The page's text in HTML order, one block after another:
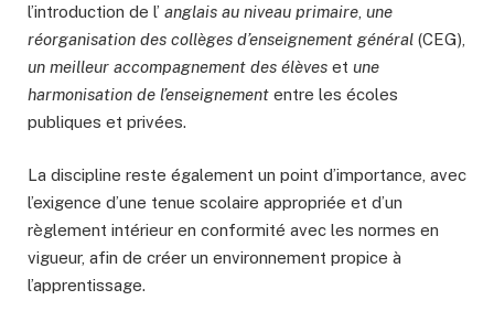
l’introduction de l’ anglais au niveau primaire une
réorganisation des collèges d’enseignement général (CEG),
un meilleur accompagnement des élèves et une
harmonisation de l’enseignement entre les écoles
publiques et privées.
La discipline reste également un point d’importance, avec
l’exigence d’une tenue scolaire appropriée et d’un
règlement intérieur en conformité avec les normes en
vigueur, afin de créer un environnement propice à
l’apprentissage.